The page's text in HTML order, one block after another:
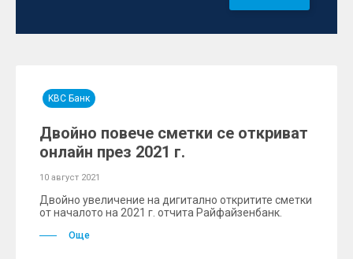
KBC Банк
Двойно повече сметки се откриват
онлайн през 2021 г.
10 август 2021
Двойно увеличение на дигитално откритите сметки
от началото на 2021 г. отчита Райфайзенбанк.
Още